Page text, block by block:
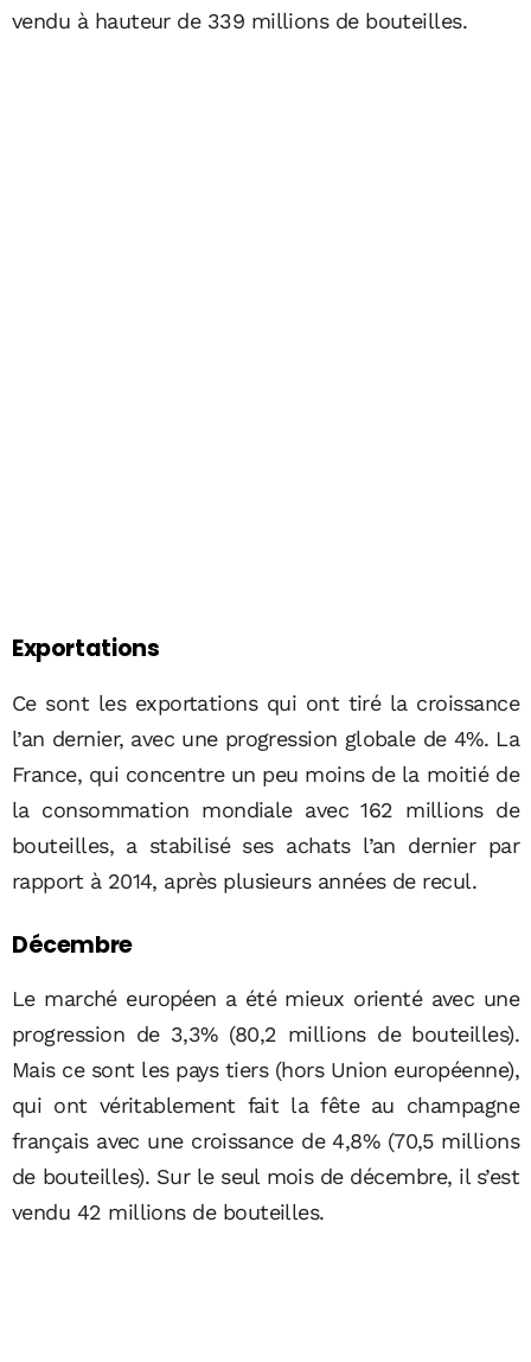
vendu à hauteur de 339 millions de bouteilles.
Exportations
Ce sont les exportations qui ont tiré la croissance
l’an dernier, avec une progression globale de 4%. La
France, qui concentre un peu moins de la moitié de
la consommation mondiale avec 162 millions de
bouteilles, a stabilisé ses achats l’an dernier par
rapport à 2014, après plusieurs années de recul.
Décembre
Le marché européen a été mieux orienté avec une
progression de 3,3% (80,2 millions de bouteilles).
Mais ce sont les pays tiers (hors Union européenne),
qui ont véritablement fait la fête au champagne
français avec une croissance de 4,8% (70,5 millions
de bouteilles). Sur le seul mois de décembre, il s’est
vendu 42 millions de bouteilles.